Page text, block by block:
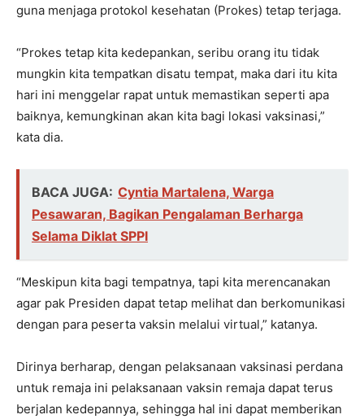
guna menjaga protokol kesehatan (Prokes) tetap terjaga.
“Prokes tetap kita kedepankan, seribu orang itu tidak
mungkin kita tempatkan disatu tempat, maka dari itu kita
hari ini menggelar rapat untuk memastikan seperti apa
baiknya, kemungkinan akan kita bagi lokasi vaksinasi,”
kata dia.
BACA JUGA: Cyntia Martalena, Warga
Pesawaran, Bagikan Pengalaman Berharga
Selama Diklat SPPI
“Meskipun kita bagi tempatnya, tapi kita merencanakan
agar pak Presiden dapat tetap melihat dan berkomunikasi
dengan para peserta vaksin melalui virtual,” katanya.
Dirinya berharap, dengan pelaksanaan vaksinasi perdana
untuk remaja ini pelaksanaan vaksin remaja dapat terus
berjalan kedepannya, sehingga hal ini dapat memberikan